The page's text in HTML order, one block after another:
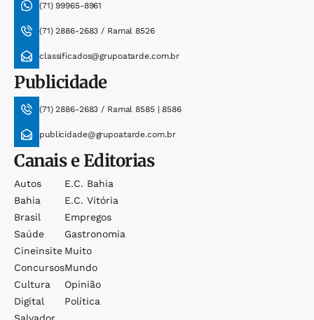
(71) 99965-8961
(71) 2886-2683 / Ramal 8526
classificados@grupoatarde.com.br
Publicidade
(71) 2886-2683 / Ramal 8585 | 8586
publicidade@grupoatarde.com.br
Canais e Editorias
Autos
Bahia
Brasil
Saúde
Cineinsite
Concursos
Cultura
Digital
E.c. Bahia
E.c. Vitória
Empregos
Gastronomia
Muito
Mundo
Opinião
Política